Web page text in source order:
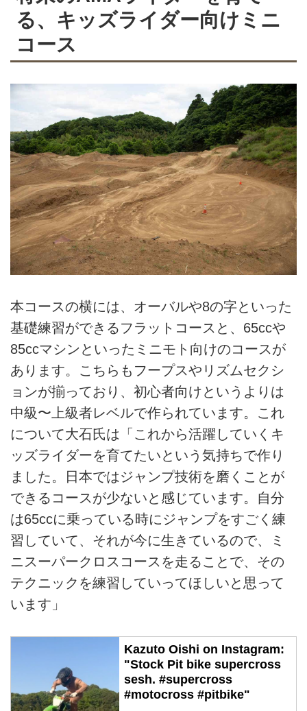
る、キッズライダー向けミニ
コース
本コースの横には、オーバルや8の字といった
基礎練習ができるフラットコースと、65ccや
85ccマシンといったミニモト向けのコースが
あります。こちらもフープスやリズムセクシ
ョンが揃っており、初心者向けというよりは
中級〜上級者レベルで作られています。これ
について大石氏は「これから活躍していくキ
ッズライダーを育てたいという気持ちで作り
ました。日本ではジャンプ技術を磨くことが
できるコースが少ないと感じています。自分
は65ccに乗っている時にジャンプをすごく練
習していて、それが今に生きているので、ミ
ニスーパークロスコースを走ることで、その
テクニックを練習していってほしいと思って
います」
Kazuto Oishi on Instagram:
"Stock Pit bike supercross
sesh. #supercross
#motocross #pitbike"